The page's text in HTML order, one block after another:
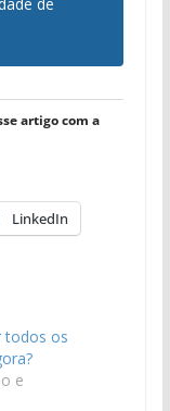
artigo com a
LinkedIn
todos os
e